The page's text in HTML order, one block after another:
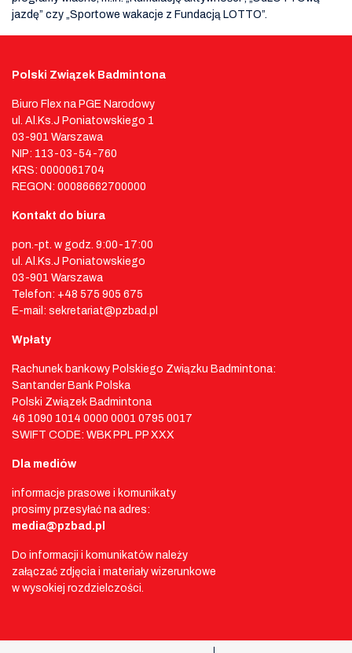
jazdę” czy „Sportowe wakacje z Fundacją LOTTO”.
Polski Związek Badmintona
Biuro Flex na PGE Narodowy
ul. Al.Ks.J Poniatowskiego 1
03-901 Warszawa
NIP: 113-03-54-760
KRS: 0000061704
REGON: 00086662700000
Kontakt do biura
pon.-pt. w godz. 9:00-17:00
ul. Al.Ks.J Poniatowskiego
03-901 Warszawa
Telefon: +48 575 905 675
E-mail: sekretariat@pzbad.pl
Wpłaty
Rachunek bankowy Polskiego Związku Badmintona:
Santander Bank Polska
Polski Związek Badmintona
46 1090 1014 0000 0001 0795 0017
SWIFT CODE: WBK PPL PP XXX
Dla mediów
informacje prasowe i komunikaty
prosimy przesyłać na adres:
media@pzbad.pl
Do informacji i komunikatów należy
załączać zdjęcia i materiały wizerunkowe
w wysokiej rozdzielczości.